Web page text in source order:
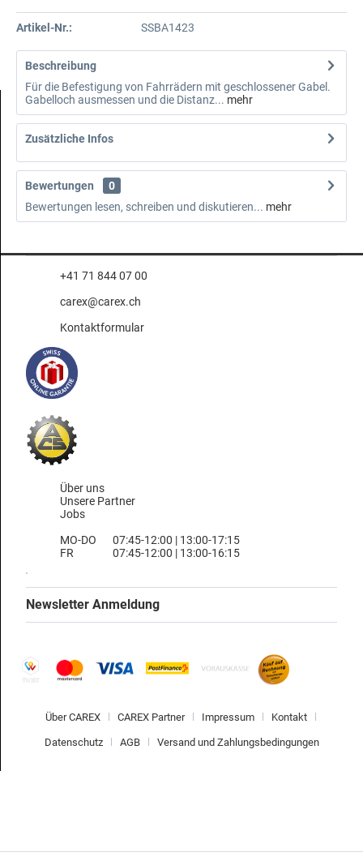
Artikel-Nr.: SSBA1423
Beschreibung
Für die Befestigung von Fahrrädern mit geschlossener Gabel.
Gabelloch ausmessen und die Distanz... mehr
Zusätzliche Infos
Bewertungen
0
Bewertungen lesen, schreiben und diskutieren... mehr
+41 71 844 07 00
carex@carex.ch
Kontaktformular
Über uns
Unsere Partner
Jobs
MO-DO
FR
07:45-12:00 | 13:00-17:15
07:45-12:00 | 13:00-16:15
Newsletter Anmeldung
Über CAREX CAREX Partner Impressum Kontakt
Datenschutz AGB Versand und Zahlungsbedingungen